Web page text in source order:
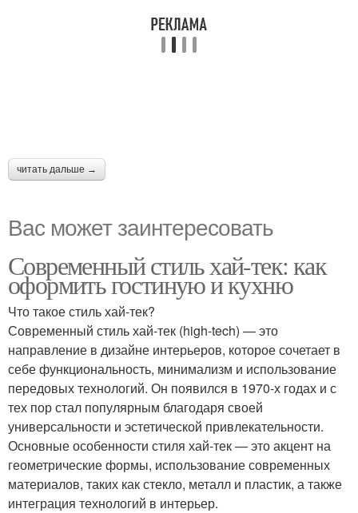
читать дальше →
Вас может заинтересовать
Современный стиль хай-тек: как
оформить гостиную и кухню
Что такое стиль хай-тек?
Современный стиль хай-тек (high-tech) — это
направление в дизайне интерьеров, которое сочетает в
себе функциональность, минимализм и использование
передовых технологий. Он появился в 1970-х годах и с
тех пор стал популярным благодаря своей
универсальности и эстетической привлекательности.
Основные особенности стиля хай-тек — это акцент на
геометрические формы, использование современных
материалов, таких как стекло, металл и пластик, а также
интеграция технологий в интерьер.